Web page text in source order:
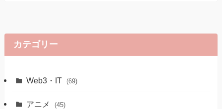
カテゴリー
Web3・IT (69)
アニメ (45)